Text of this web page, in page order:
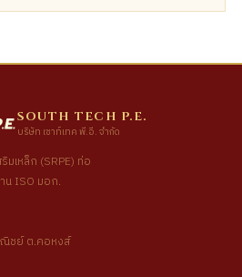
SOUTH TECH P.E.
บริษัท เซาท์เทค พี.อี. จำกัด
เหล็ก (SRPE) ท่อ
น ISO มอก.
ณิชย์ ต.คอหงส์